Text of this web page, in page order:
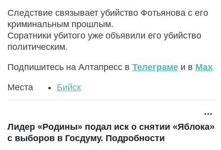
Следствие связывает убийство Фотьянова с его
криминальным прошлым.
Соратники убитого уже объявили его убийство
политическим.
Подпишитесь на Алтапресс в Телеграме и в Max
Места Бийск
Лидер «Родины» подал иск о снятии «Яблока»
с выборов в Госдуму. Подробности